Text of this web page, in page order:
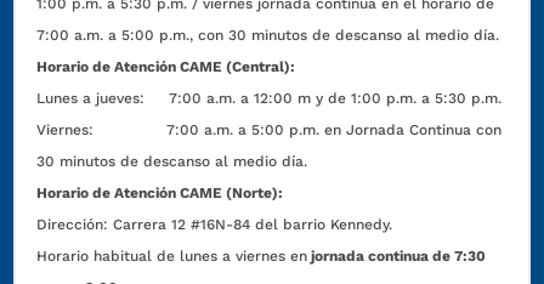
7:00 a.m. a 5:00 p.m., con 30 minutos de descanso al medio día.
Horario de Atención CAME (Central):
Lunes a jueves: 7:00 a.m. a 12:00 m y de 1:00 p.m. a 5:30 p.m.
Viernes: 7:00 a.m. a 5:00 p.m. en Jornada Continua con
30 minutos de descanso al medio día.
Horario de Atención CAME (Norte):
Dirección:Carrera 12 #16N-84 del barrio Kennedy.
Horario habitual de lunes a viernes en jornada continua de 7:30